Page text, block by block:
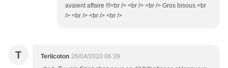
avaient affaire !!!<br /> <br /> <br /> Gros bisous.<br
/> <br /> <br /> <br />
T Terlicoton 26/04/2010 06:39